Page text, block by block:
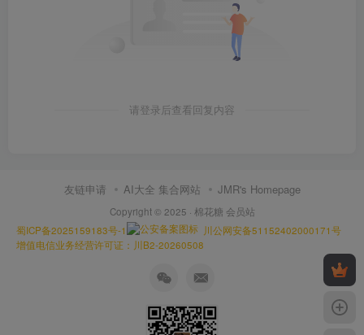
请登录后查看回复内容
友链申请 AI大全 集合网站 JMR's Homepage
Copyright © 2025 · 棉花糖 会员站
蜀ICP备2025159183号-1
川公网安备51152402000171号
增值电信业务经营许可证：川B2-20260508